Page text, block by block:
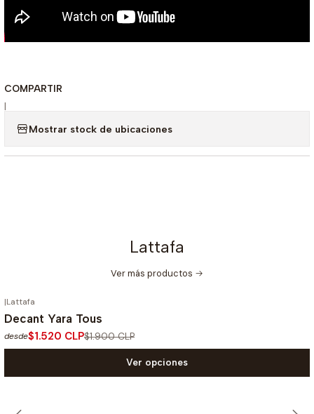
COMPARTIR
|
Mostrar stock de ubicaciones
Lattafa
Ver más productos
|Lattafa
Decant Yara Tous
desde$1.520 CLP$1.900 CLP
Ver opciones